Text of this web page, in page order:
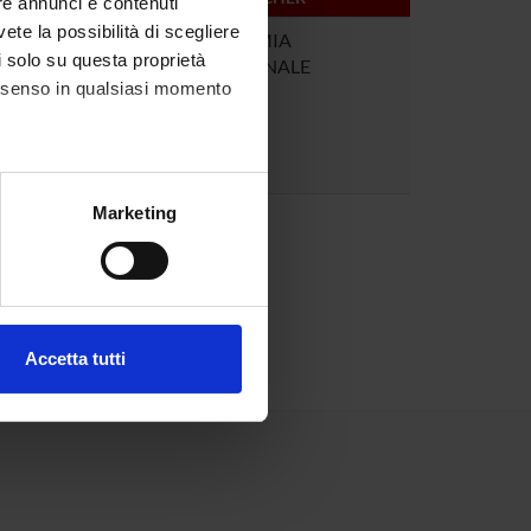
la possibilità di scegliere
su questa proprietà
in qualsiasi momento
metro,Marketing
Accetta tutti
2
ANATOMIA
FUNZIONALE